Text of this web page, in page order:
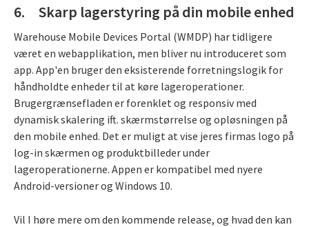
6. Skarp lagerstyring på din mobile enhed
Warehouse Mobile Devices Portal (WMDP) har tidligere
været en webapplikation, men bliver nu introduceret som
app. App'en bruger den eksisterende forretningslogik for
håndholdte enheder til at køre lageroperationer.
Brugergrænsefladen er forenklet og responsiv med
dynamisk skalering ift. skærmstørrelse og opløsningen på
den mobile enhed. Det er muligt at vise jeres firmas logo på
log-in skærmen og produktbilleder under
lageroperationerne. Appen er kompatibel med nyere
Android-versioner og Windows 10.
Vil I høre mere om den kommende release, og hvad den kan